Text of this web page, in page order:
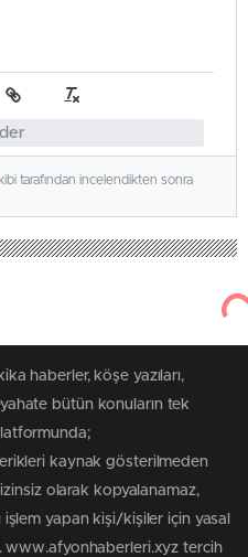
tarafından incelendikten sonra
haberler, köşe yazıları,
bütün konuların tek
kaynak gösterilmeden
izinsiz olarak kopyalanamaz,
işlem yapan kişi/kişiler için yasal
www.afyonhaberleri.xyz tercih